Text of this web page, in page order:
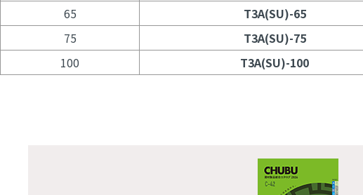
65
T3A(SU)-65
75
T3A(SU)-75
100
T3A(SU)-100